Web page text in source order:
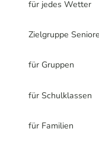
für jedes Wetter
Zielgruppe
für Gruppen
für Schulklassen
für Familien